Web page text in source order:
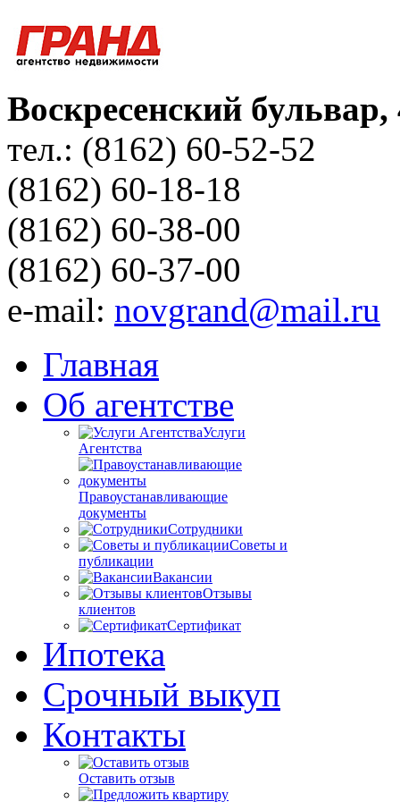
Воскресенский бульвар,
тел.: (8162) 60-52-52
(8162) 60-18-18
(8162) 60-38-00
(8162) 60-37-00
e-mail: novgrand@mail.ru
Главная
Об агентстве
Услуги
Агентства
Правоустанавливающие
документы
Сотрудники
Советы и
публикации
Вакансии
Отзывы
клиентов
Сертификат
Ипотека
Срочный выкуп
Контакты
Оставить отзыв